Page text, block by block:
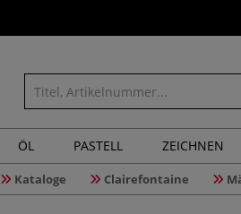
ÖL PASTELL ZEICHNEN
Kataloge Clairefontaine